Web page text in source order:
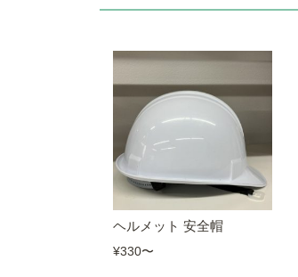
ヘルメット 安全帽
¥330〜